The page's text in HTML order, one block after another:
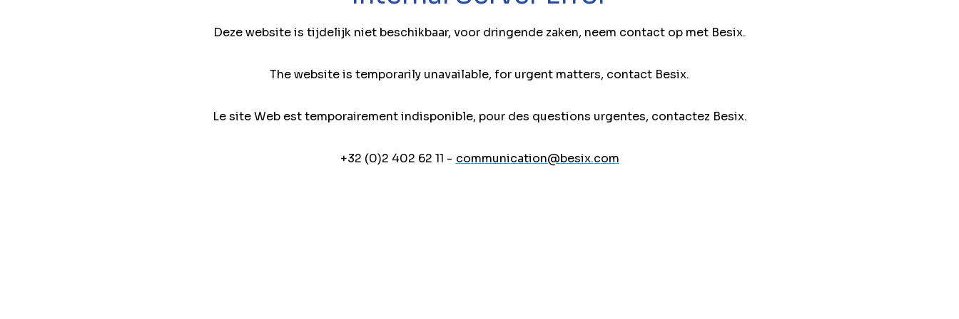
Deze website is tijdelijk niet beschikbaar, voor dringende zaken, neem contact op met Besix.
The website is temporarily unavailable, for urgent matters, contact Besix.
Le site Web est temporairement indisponible, pour des questions urgentes, contactez Besix.
+32 (0)2 402 62 11 - communication@besix.com